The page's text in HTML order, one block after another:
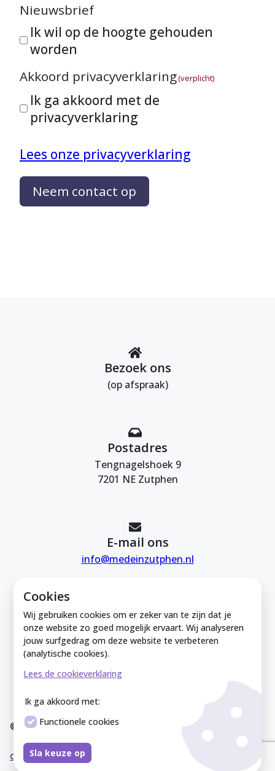
Cookies
Wij gebruiken cookies om er zeker van te zijn dat je
onze website zo goed mogelijk ervaart. Wij analyseren
jouw surfgedrag om deze website te verbeteren
(analytische cookies).
Lees de cookieverklaring
Ik ga akkoord met:
Functionele cookies
Sla keuze op
Nieuwsbrief
Ik wil op de hoogte gehouden
worden
Akkoord privacyverklaring(verplicht)
Ik ga akkoord met de
privacyverklaring
Lees onze privacyverklaring
Neem contact op
Bezoek ons
(op afspraak)
Postadres
Tengnagelshoek 9
7201 NE Zutphen
E-mail ons
info@medeinzutphen.nl
Mede in Zutphen is onderdeel van de
Zutphense Uitdaging. KVK Zutphense
Uitdaging: 08212926
© Mede In Zutphen 2025
Disclaimer
Privacyverklaring
okieverklaring